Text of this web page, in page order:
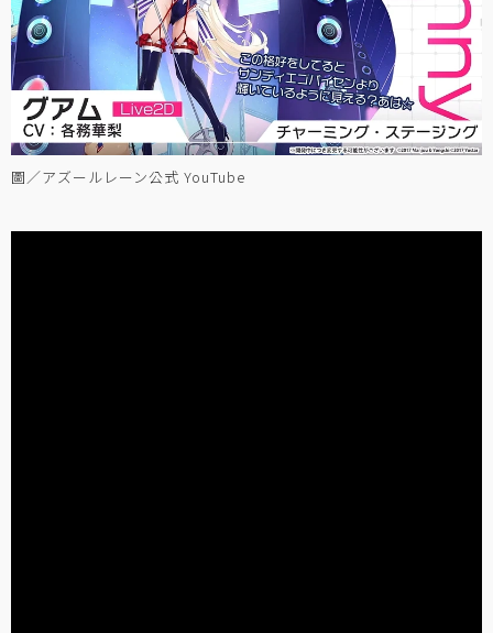
圖／アズールレーン公式 YouTube